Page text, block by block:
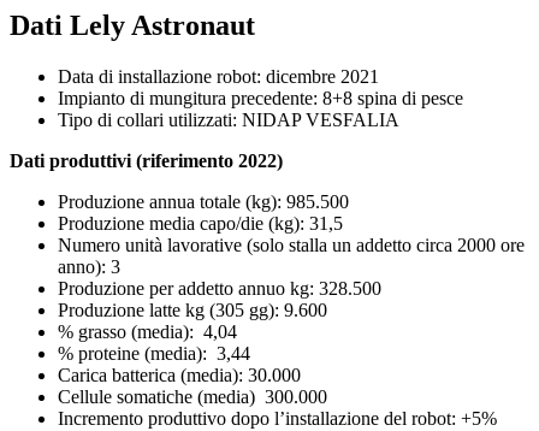
Dati Lely Astronaut
Data di installazione robot: dicembre 2021
Impianto di mungitura precedente: 8+8 spina di pesce
Tipo di collari utilizzati: NIDAP VESFALIA
Dati produttivi (riferimento 2022)
Produzione annua totale (kg): 985.500
Produzione media capo/die (kg): 31,5
Numero unità lavorative (solo stalla un addetto circa 2000 ore
anno): 3
Produzione per addetto annuo kg: 328.500
Produzione latte kg (305 gg): 9.600
% grasso (media): 4,04
% proteine (media): 3,44
Carica batterica (media): 30.000
Cellule somatiche (media) 300.000
Incremento produttivo dopo l’installazione del robot: +5%